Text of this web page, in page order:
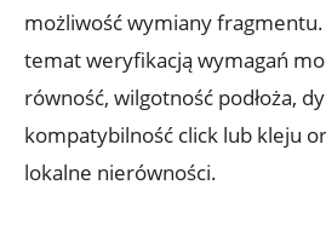
możliwość wymiany
temat weryfikacją wymagań
równość, wilgotność podłoża,
kompatybilność click lub kleju
lokalne nierówności.